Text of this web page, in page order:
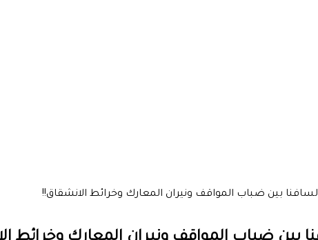
بين ضباب المواقف ونيران المعارك وخرائط الانشقاق!!